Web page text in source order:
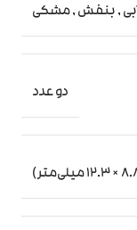
,بنفش,مشکی
دو عدد